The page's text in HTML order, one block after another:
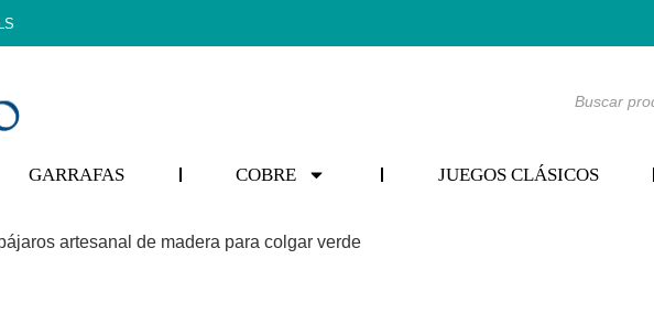
GARRAFAS COBRE JUEGOS CLÁSICOS
artesanal de madera para colgar verde